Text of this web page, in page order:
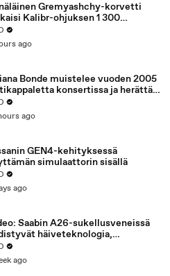
Gremyashchy-korvetti
Kalibr-ohjuksen 1 300
päässä sijaitsevaan
ago
Bonde muistelee vuoden 2005
konsertissa ja herättää
nostalgiaa
ago
GEN4-kehityksessä
simulaattorin sisällä
ago
Saabin A26-sukellusveneissä
häiveteknologia,
droonit ja Stirling-
ago